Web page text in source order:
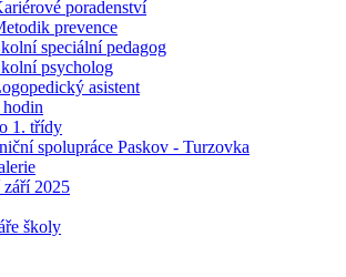
poradenství
prevence
speciální pedagog
psycholog
asistent
1. třídy
spolupráce Paskov - Turzovka
2025
školy